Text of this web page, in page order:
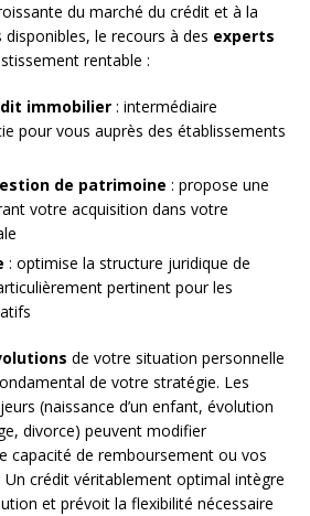
du marché du crédit et à la
le recours à des experts
rentable :
immobilier : intermédiaire
pour vous auprès des établissements
de patrimoine : propose une
votre acquisition dans votre
: optimise la structure juridique de
pertinent pour les
de votre situation personnelle
de votre stratégie. Les
(naissance d’un enfant, évolution
divorce) peuvent modifier
capacité de remboursement ou vos
crédit véritablement optimal intègre
et prévoit la flexibilité nécessaire